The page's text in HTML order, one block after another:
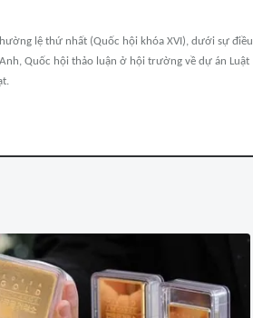
lệ thứ nhất (Quốc hội khóa XVI), dưới sự điều
Quốc hội thảo luận ở hội trường về dự án Luật